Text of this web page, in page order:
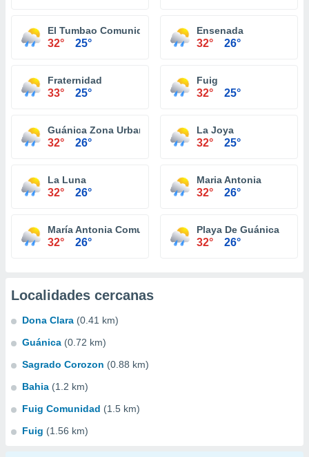
El Tumbao Comunidad
32° 25°
Ensenada
32° 26°
Fraternidad
33° 25°
Fuig
32° 25°
Guánica Zona Urbana
32° 26°
La Joya
32° 25°
La Luna
32° 26°
Maria Antonia
32° 26°
María Antonia Comunidad
32° 26°
Playa De Guánica
32° 26°
Localidades cercanas
Dona Clara (0.41 km)
Guánica (0.72 km)
Sagrado Corozon (0.88 km)
Bahia (1.2 km)
Fuig Comunidad (1.5 km)
Fuig (1.56 km)